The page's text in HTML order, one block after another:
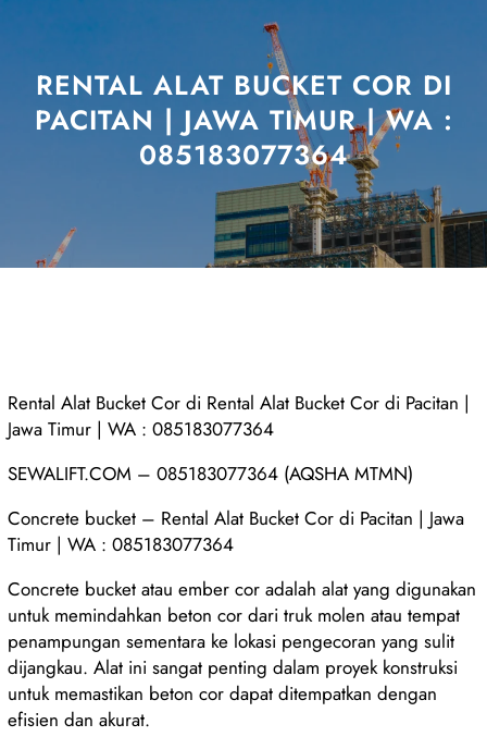
RENTAL ALAT BUCKET COR DI
PACITAN | JAWA TIMUR | WA :
085183077364
Rental Alat Bucket Cor di Rental Alat Bucket Cor di Pacitan |
Jawa Timur | WA : 085183077364
SEWALIFT.COM – 085183077364 (AQSHA MTMN)
Concrete bucket – Rental Alat Bucket Cor di Pacitan | Jawa
Timur | WA : 085183077364
Concrete bucket atau ember cor adalah alat yang digunakan
untuk memindahkan beton cor dari truk molen atau tempat
penampungan sementara ke lokasi pengecoran yang sulit
dijangkau. Alat ini sangat penting dalam proyek konstruksi
untuk memastikan beton cor dapat ditempatkan dengan
efisien dan akurat.